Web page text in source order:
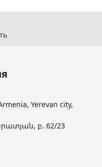
Yerevan city,
բ. 62/23